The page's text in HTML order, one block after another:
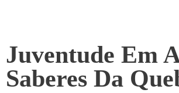
Juventude Em
Saberes Da